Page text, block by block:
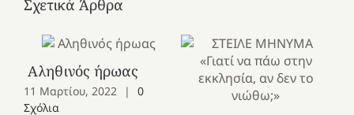
Σχετικά Άρθρα
Αληθινός ήρωας
11 Μαρτίου, 2022 |
0
Σχόλια